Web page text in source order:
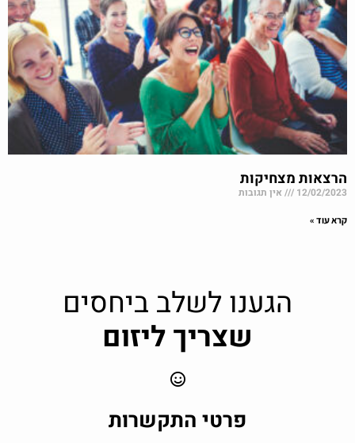
הרצאות מצחיקות
12/02/2023 אין תגובות
קרא עוד »
הגענו לשלב ביחסים
שצריך ליזום
פרטי התקשרות